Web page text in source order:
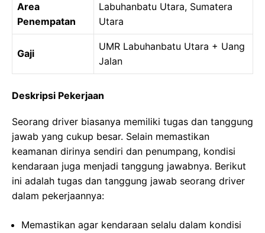
Area
Penempatan
Labuhanbatu Utara, Sumatera
Utara
Gaji
UMR Labuhanbatu Utara + Uang
Jalan
Deskripsi Pekerjaan
Seorang driver biasanya memiliki tugas dan tanggung
jawab yang cukup besar. Selain memastikan
keamanan dirinya sendiri dan penumpang, kondisi
kendaraan juga menjadi tanggung jawabnya. Berikut
ini adalah tugas dan tanggung jawab seorang driver
dalam pekerjaannya:
Memastikan agar kendaraan selalu dalam kondisi